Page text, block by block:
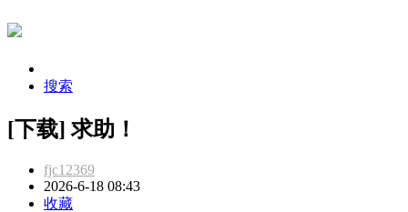
搜索
[下载] 求助！
fjc12369
2026-6-18 08:43
收藏